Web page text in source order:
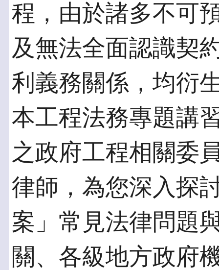
程，由於諸多不可
及無法全面認識契
利義務關係，均衍
本工程法務專題講
之政府工程相關委
律師，為您深入探
案」常見法律問題
關、各級地方政府